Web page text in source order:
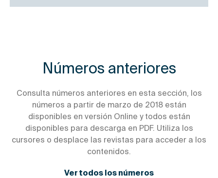
Números anteriores
Consulta números anteriores en esta sección, los
números a partir de marzo de 2018 están
disponibles en versión Online y todos están
disponibles para descarga en PDF. Utiliza los
cursores o desplace las revistas para acceder a los
contenidos.
Ver todos los números